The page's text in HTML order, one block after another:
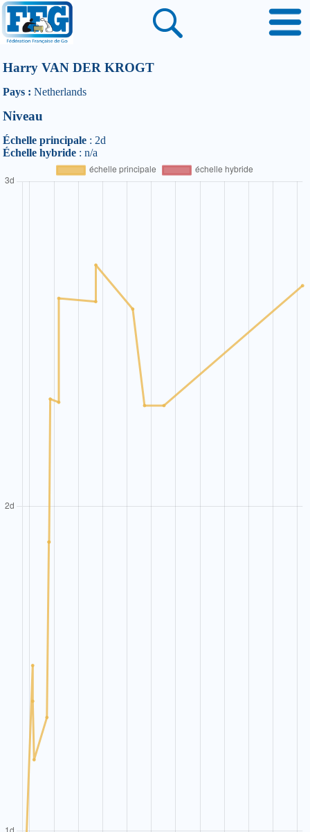
Harry VAN DER KROGT
Pays : Netherlands
Niveau
Échelle principale : 2d
Échelle hybride : n/a